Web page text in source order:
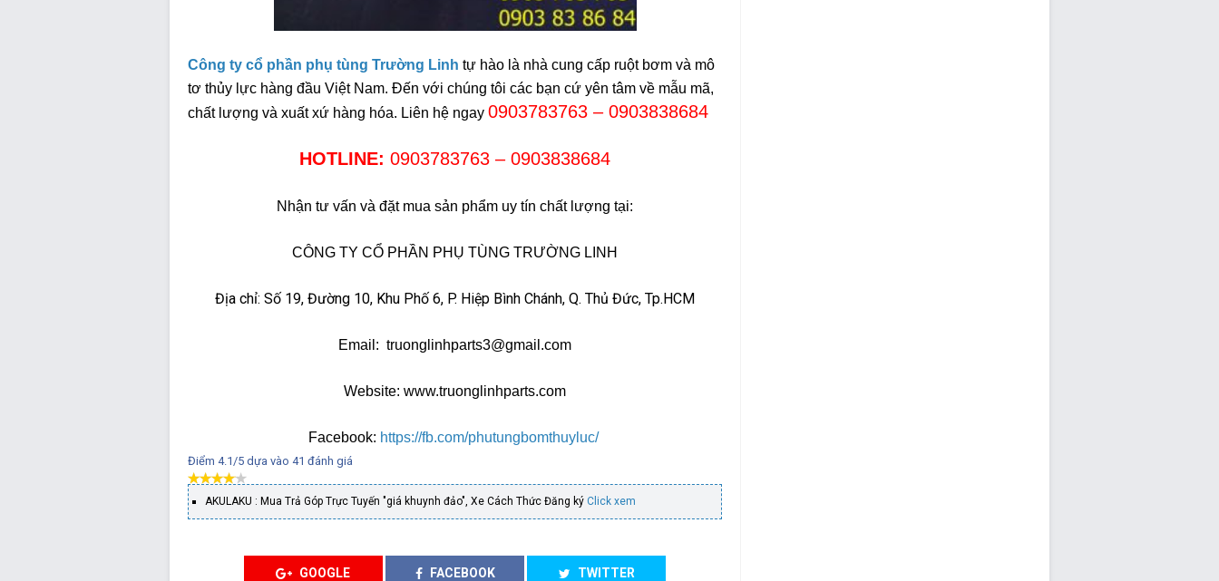
Công ty cổ phần phụ tùng Trường Linh tự hào là nhà cung cấp ruột bơm và mô
tơ thủy lực hàng đầu Việt Nam. Đến với chúng tôi các bạn cứ yên tâm về mẫu mã,
chất lượng và xuất xứ hàng hóa. Liên hệ ngay 0903783763 – 0903838684
HOTLINE:0903783763 – 0903838684
Nhận tư vấn và đặt mua sản phẩm uy tín chất lượng tại:
CÔNG TY CỔ PHẦN PHỤ TÙNG TRƯỜNG LINH
Địa chỉ: Số 19, Đường 10, Khu Phố 6, P. Hiệp Bình Chánh, Q. Thủ Đức, Tp.HCM
Email: truonglinhparts3@gmail.com
Website: www.truonglinhparts.com
Facebook: https://fb.com/phutungbomthuyluc/
Điểm 4.1/5 dựa vào 41 đánh giá
AKULAKU : Mua Trả Góp Trực Tuyến "giá khuynh đảo", Xe Cách Thức Đăng ký Click xem
GOOGLE FACEBOOK TWITTER